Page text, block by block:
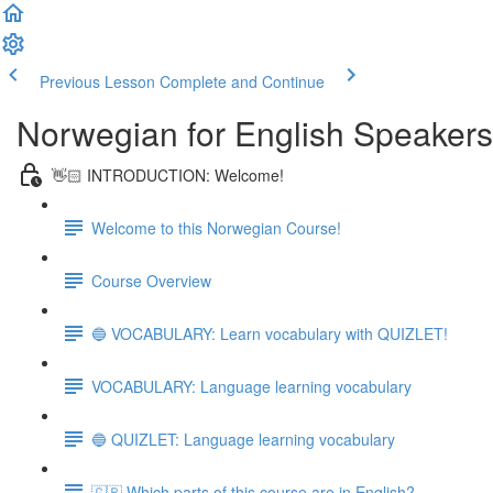
Previous Lesson Complete and Continue
Norwegian for English
👋🏻 INTRODUCTION: Welcome!
Welcome to this Norwegian Course!
Course Overview
🔵 VOCABULARY: Learn vocabulary with QUIZLET!
VOCABULARY: Language learning vocabulary
🔵 QUIZLET: Language learning vocabulary